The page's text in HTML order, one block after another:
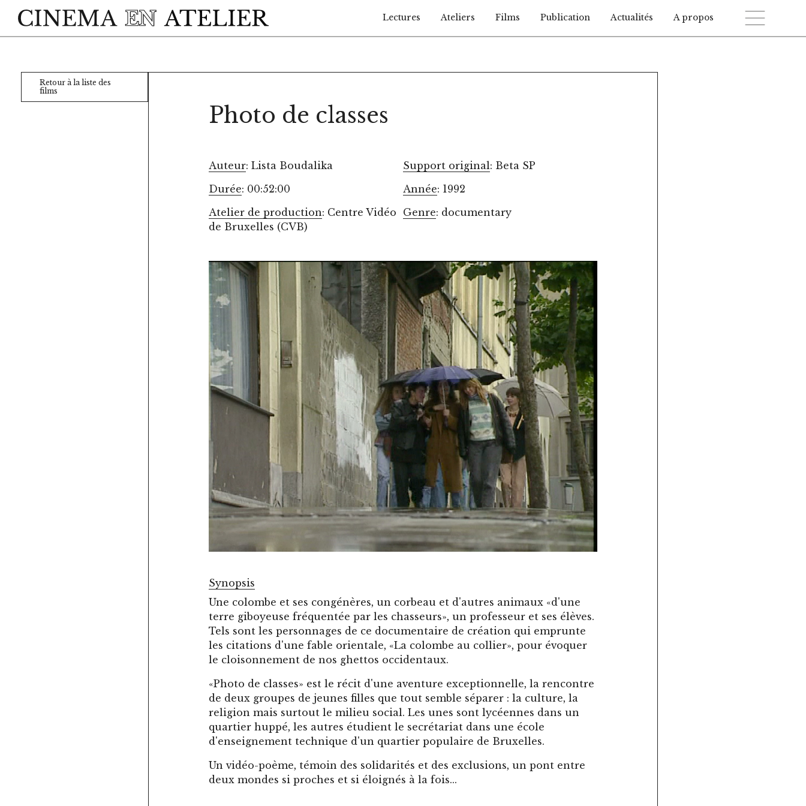
Lectures Ateliers Films Publication Actualités A propos
Retour à la liste des
films
Photo de classes
Auteur: Lista Boudalika Support original: Beta SP
Durée: 00:52:00 Année: 1992
Atelier de production: Centre Vidéo
de Bruxelles (CVB)
Genre: documentary
Synopsis
Une colombe et ses congénères, un corbeau et d'autres animaux «d'une
terre giboyeuse fréquentée par les chasseurs», un professeur et ses élèves.
Tels sont les personnages de ce documentaire de création qui emprunte
les citations d'une fable orientale, «La colombe au collier», pour évoquer
le cloisonnement de nos ghettos occidentaux.
«Photo de classes» est le récit d'une aventure exceptionnelle, la rencontre
de deux groupes de jeunes filles que tout semble séparer : la culture, la
religion mais surtout le milieu social. Les unes sont lycéennes dans un
quartier huppé, les autres étudient le secrétariat dans une école
d'enseignement technique d'un quartier populaire de Bruxelles.
Un vidéo-poème, témoin des solidarités et des exclusions, un pont entre
deux mondes si proches et si éloignés à la fois...